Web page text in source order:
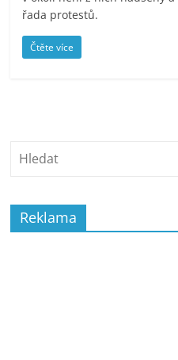
řada protestů.
Čtěte více
Reklama